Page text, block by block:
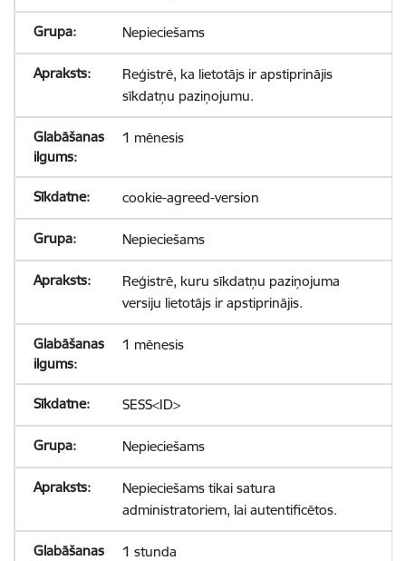
Nepieciešams
Reģistrē, ka lietotājs ir apstiprinājis
sīkdatņu paziņojumu.
1 mēnesis
cookie-agreed-version
Nepieciešams
Reģistrē, kuru sīkdatņu paziņojuma
versiju lietotājs ir apstiprinājis.
1 mēnesis
SESS<ID>
Nepieciešams
Nepieciešams tikai satura
administratoriem, lai autentificētos.
1 stunda